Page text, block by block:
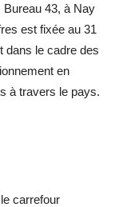
Bureau 43, à Nay
est fixée au 31
dans le cadre des
en
à travers le pays.
carrefour